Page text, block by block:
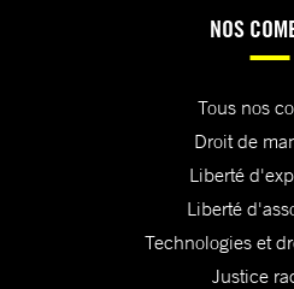
NOS
Tous nos
Droit de
Liberté
Liberté
Technologies et
Justice